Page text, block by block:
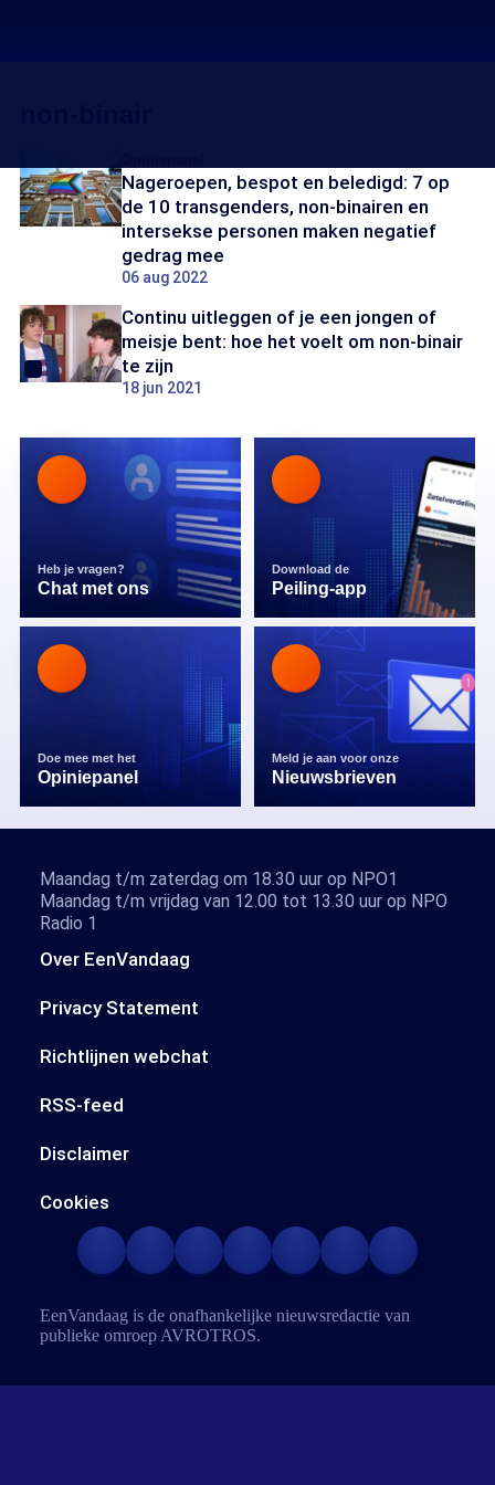
Nageroepen, bespot en beledigd: 7 op
de 10 transgenders, non-binairen en
intersekse personen maken negatief
gedrag mee
06 aug 2022
Continu uitleggen of je een jongen of
meisje bent: hoe het voelt om non-binair
te zijn
18 jun 2021
Heb je vragen?
Chat met ons
Download de
Peiling-app
Doe mee met het
Opiniepanel
Meld je aan voor onze
Nieuwsbrieven
Over EenVandaag
Privacy Statement
Richtlijnen webchat
RSS-feed
Disclaimer
Cookies
Maandag t/m zaterdag om 18.30 uur op NPO1
Maandag t/m vrijdag van 12.00 tot 13.30 uur op NPO
Radio 1
EenVandaag is de onafhankelijke nieuwsredactie van
publieke omroep AVROTROS.